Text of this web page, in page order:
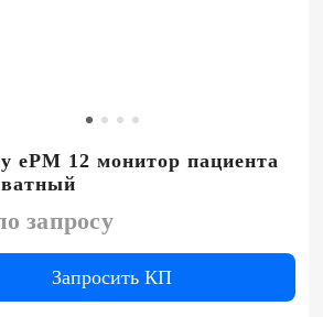
ePM 12 монитор пациента
запросу
Запросить КП